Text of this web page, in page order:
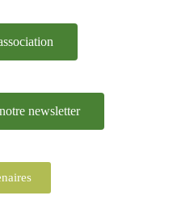
newsletter